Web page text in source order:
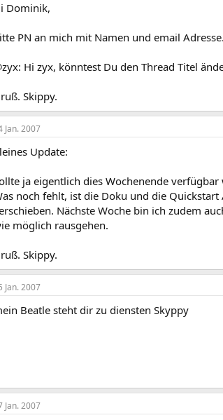
Dominik,
PN an mich mit Namen und email Adresse.
Hi zyx, könntest Du den Thread Titel
Skippy.
Jan. 2007
Update:
ja eigentlich dies Wochenende
noch fehlt, ist die Doku und die
Nächste Woche bin ich zudem
möglich rausgehen.
Skippy.
Jan. 2007
Beatle steht dir zu diensten Skyppy
Jan. 2007